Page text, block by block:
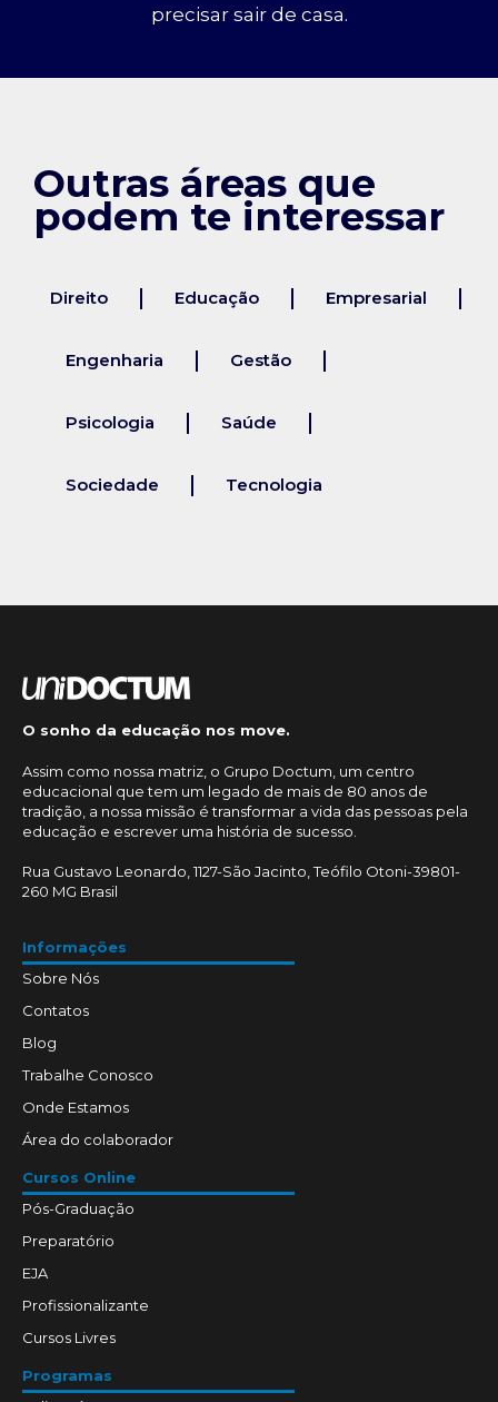
precisar sair de casa.
Outras áreas que
podem te interessar
Direito Educação Empresarial
Engenharia Gestão
Psicologia Saúde
Sociedade Tecnologia
O sonho da educação nos move.
Assim como nossa matriz, o Grupo Doctum, um centro
educacional que tem um legado de mais de 80 anos de
tradição, a nossa missão é transformar a vida das pessoas pela
educação e escrever uma história de sucesso.
Rua Gustavo Leonardo, 1127-São Jacinto, Teófilo Otoni-39801-
260 MG Brasil
Informações
Sobre Nós
Contatos
Blog
Trabalhe Conosco
Onde Estamos
Área do colaborador
Cursos Online
Pós-Graduação
Preparatório
EJA
Profissionalizante
Cursos Livres
Programas